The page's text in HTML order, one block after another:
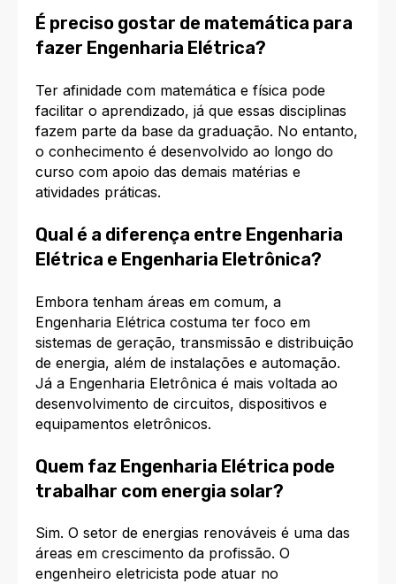
É preciso gostar de matemática para
fazer Engenharia Elétrica?
Ter afinidade com matemática e física pode
facilitar o aprendizado, já que essas disciplinas
fazem parte da base da graduação. No entanto,
o conhecimento é desenvolvido ao longo do
curso com apoio das demais matérias e
atividades práticas.
Qual é a diferença entre Engenharia
Elétrica e Engenharia Eletrônica?
Embora tenham áreas em comum, a
Engenharia Elétrica costuma ter foco em
sistemas de geração, transmissão e distribuição
de energia, além de instalações e automação.
Já a Engenharia Eletrônica é mais voltada ao
desenvolvimento de circuitos, dispositivos e
equipamentos eletrônicos.
Quem faz Engenharia Elétrica pode
trabalhar com energia solar?
Sim. O setor de energias renováveis é uma das
áreas em crescimento da profissão. O
engenheiro eletricista pode atuar no